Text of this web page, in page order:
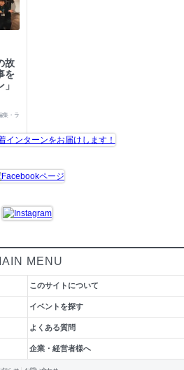
故
を
集・ラ
MENU
このサイトについて
イベントを探す
よくある質問
企業・経営者様へ